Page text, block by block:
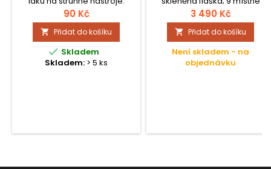
Velikost balení je 25 ml.
90 Kč
 Přidat do košíku
 Skladem
Skladem: > 5 ks
číslo – balení 1000 ml;
3 490 Kč
 Přidat do košíku
Není skladem - na
objednávku